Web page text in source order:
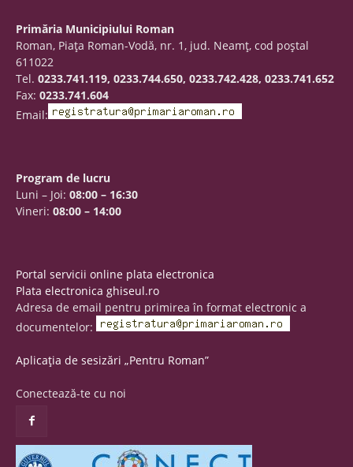
Primăria Municipiului Roman
Roman, Piaţa Roman-Vodă, nr. 1, jud. Neamţ, cod poştal
611022
Tel. 0233.741.119, 0233.744.650, 0233.742.428, 0233.741.652
Fax: 0233.741.604
Email:
Program de lucru
Luni – Joi: 08:00 – 16:30
Vineri: 08:00 – 14:00
Portal servicii online plata electronica
Plata electronica ghiseul.ro
Adresa de email pentru primirea în format electronic a
documentelor:
Aplicația de sesizări „Pentru Roman”
Conectează-te cu noi